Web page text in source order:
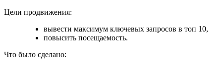
Цели продвижения:
вывести максимум ключевых запросов в топ 10,
повысить посещаемость.
Что было сделано: